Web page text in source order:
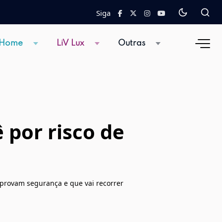
Siga
LiV Lux Outras
por risco de
segurança e que vai recorrer